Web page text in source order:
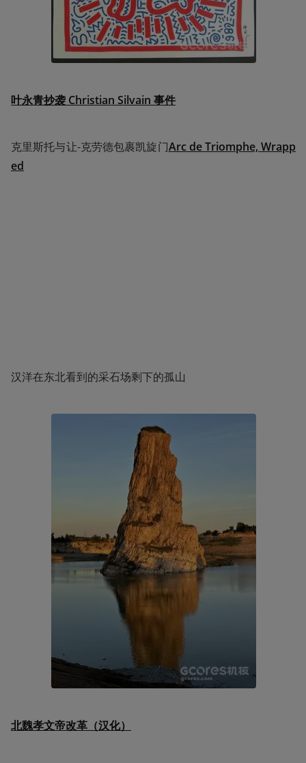
叶永青抄袭 Christian Silvain 事件
克里斯托与让-克劳德包裹凯旋门Arc de Triomphe, Wrapp
ed
汉洋在东北看到的采石场剩下的孤山
北魏孝文帝改革（汉化）